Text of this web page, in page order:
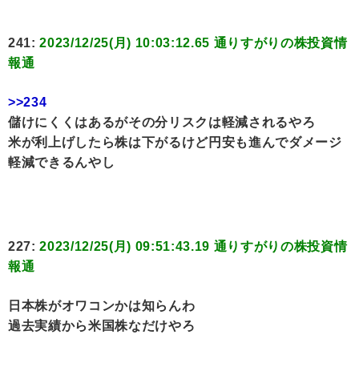
241:2023/12/25(月) 10:03:12.65 通りすがりの株投資情
報通
>>234
儲けにくくはあるがその分リスクは軽減されるやろ
米が利上げしたら株は下がるけど円安も進んでダメージ
軽減できるんやし
227:2023/12/25(月) 09:51:43.19 通りすがりの株投資情
報通
日本株がオワコンかは知らんわ
過去実績から米国株なだけやろ